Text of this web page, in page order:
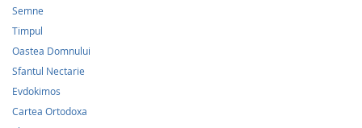
Semne
Timpul
Oastea Domnului
Sfantul Nectarie
Evdokimos
Cartea Ortodoxa